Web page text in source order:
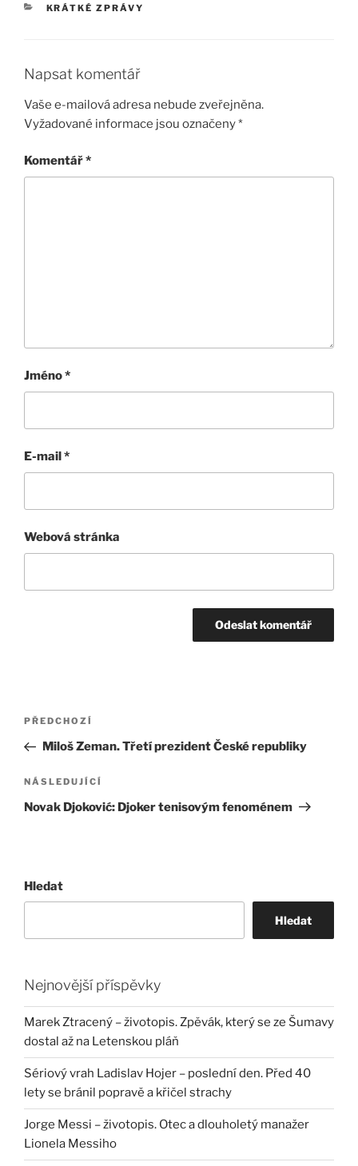
RUBRIKY
KRÁTKÉ ZPRÁVY
Napsat komentář
Vaše e-mailová adresa nebude zveřejněna.
Vyžadované informace jsou označeny*
Komentář*
Jméno*
E-mail*
Webová stránka
Navigace
příspěvek
Předchozí
příspěvek
PŘEDCHOZÍ
Miloš Zeman. Třetí prezident České republiky
Následující
příspěvek
NÁSLEDUJÍCÍ
Novak Djoković: Djoker tenisovým fenoménem
Hledat
Hledat
Nejnovější příspěvky
Marek Ztracený – životopis. Zpěvák, který se ze Šumavy
dostal až na Letenskou pláň
Sériový vrah Ladislav Hojer – poslední den. Před 40
lety se bránil popravě a křičel strachy
Jorge Messi – životopis. Otec a dlouholetý manažer
Lionela Messiho